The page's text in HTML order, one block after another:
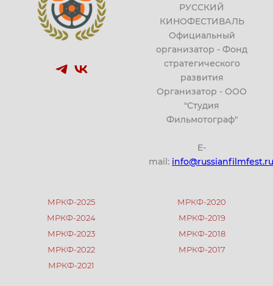
РУССКИЙ
КИНОФЕСТИВАЛЬ
Официальный
организатор - Фонд
стратегического
развития
Организатор - ООО
"Студия
Фильмотограф"
E-
mail: info@russianfilmfest.ru
МРКФ-2025
МРКФ-2024
МРКФ-2023
МРКФ-2022
МРКФ-2021
МРКФ-2020
МРКФ-2019
МРКФ-2018
МРКФ-2017